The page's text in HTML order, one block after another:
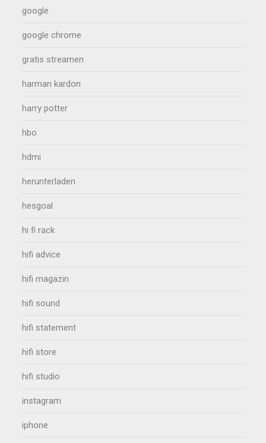
google
google chrome
gratis streamen
harman kardon
harry potter
hbo
hdmi
herunterladen
hesgoal
hi fi rack
hifi advice
hifi magazin
hifi sound
hifi statement
hifi store
hifi studio
instagram
iphone